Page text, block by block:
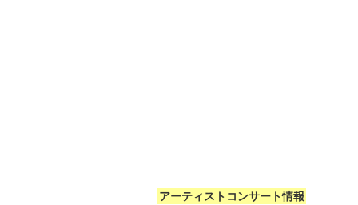
アーティストコンサート情報